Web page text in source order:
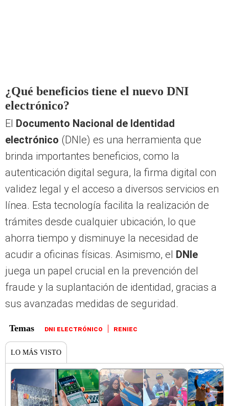
¿Qué beneficios tiene el nuevo DNI
electrónico?
El Documento Nacional de Identidad
electrónico (DNIe) es una herramienta que
brinda importantes beneficios, como la
autenticación digital segura, la firma digital con
validez legal y el acceso a diversos servicios en
línea. Esta tecnología facilita la realización de
trámites desde cualquier ubicación, lo que
ahorra tiempo y disminuye la necesidad de
acudir a oficinas físicas. Asimismo, el DNIe
juega un papel crucial en la prevención del
fraude y la suplantación de identidad, gracias a
sus avanzadas medidas de seguridad.
DNI ELECTRÓNICO RENIEC
LO MÁS VISTO